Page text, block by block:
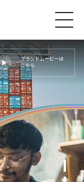
ブランドムービーは
こちら